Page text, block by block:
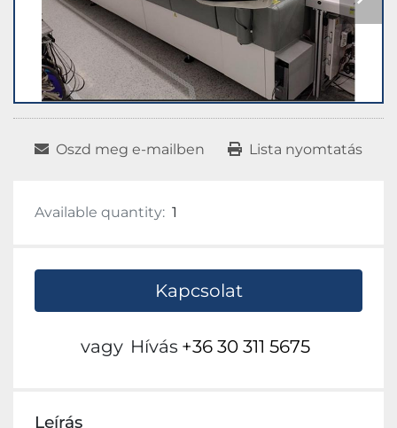
Oszd meg e-mailben Lista nyomtatás
Available quantity: 1
Kapcsolat
vagy Hívás +36 30 311 5675
Leírás